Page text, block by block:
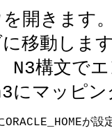
を開きま
移動しま
N3構文で
ッピン
が